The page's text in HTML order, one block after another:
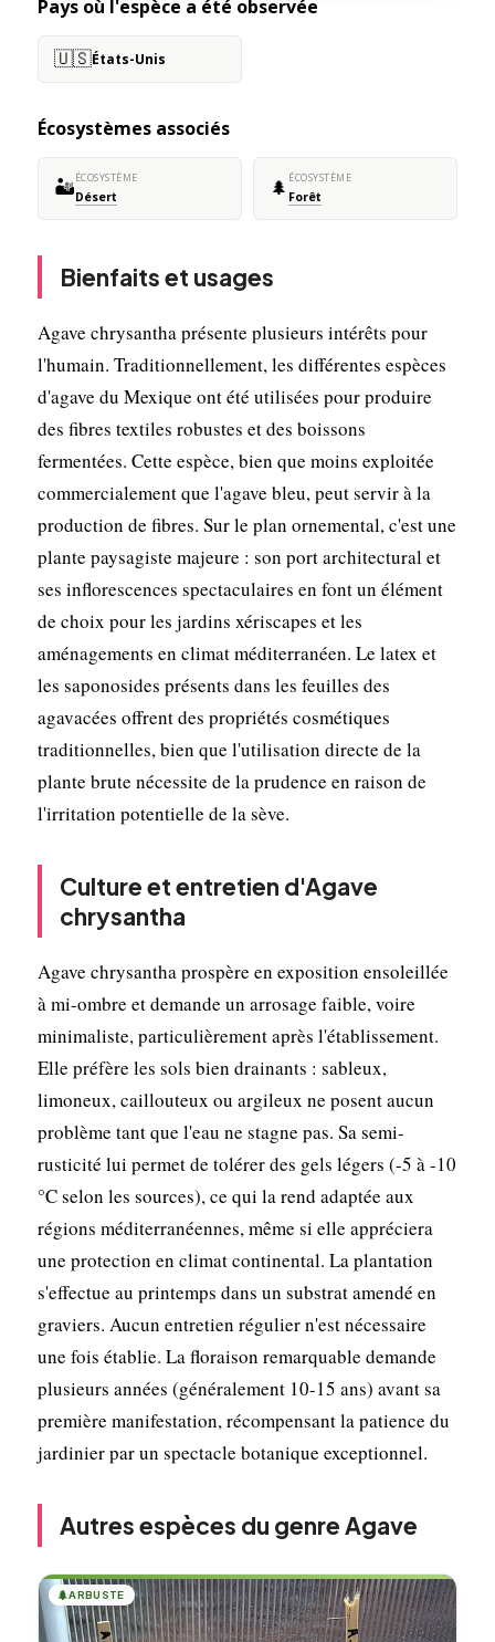
Pays où l'espèce a été observée
🇺🇸États-Unis
Écosystèmes associés
🏜️ÉCOSYSTÈME
Désert 🌲 ÉCOSYSTÈME
Forêt
Bienfaits et usages
Agave chrysantha présente plusieurs intérêts pour
l'humain. Traditionnellement, les différentes espèces
d'agave du Mexique ont été utilisées pour produire
des fibres textiles robustes et des boissons
fermentées. Cette espèce, bien que moins exploitée
commercialement que l'agave bleu, peut servir à la
production de fibres. Sur le plan ornemental, c'est une
plante paysagiste majeure : son port architectural et
ses inflorescences spectaculaires en font un élément
de choix pour les jardins xériscapes et les
aménagements en climat méditerranéen. Le latex et
les saponosides présents dans les feuilles des
agavacées offrent des propriétés cosmétiques
traditionnelles, bien que l'utilisation directe de la
plante brute nécessite de la prudence en raison de
l'irritation potentielle de la sève.
Culture et entretien d'Agave
chrysantha
Agave chrysantha prospère en exposition ensoleillée
à mi-ombre et demande un arrosage faible, voire
minimaliste, particulièrement après l'établissement.
Elle préfère les sols bien drainants : sableux,
limoneux, caillouteux ou argileux ne posent aucun
problème tant que l'eau ne stagne pas. Sa semi-
rusticité lui permet de tolérer des gels légers (-5 à -10
°C selon les sources), ce qui la rend adaptée aux
régions méditerranéennes, même si elle appréciera
une protection en climat continental. La plantation
s'effectue au printemps dans un substrat amendé en
graviers. Aucun entretien régulier n'est nécessaire
une fois établie. La floraison remarquable demande
plusieurs années (généralement 10-15 ans) avant sa
première manifestation, récompensant la patience du
jardinier par un spectacle botanique exceptionnel.
Autres espèces du genre Agave
🌲ARBUSTE